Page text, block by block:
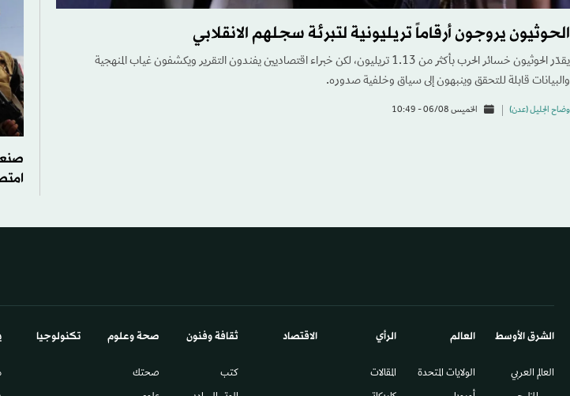
الحوثيون يروجون أرقاماً تريليونية لتبرئة سجلهم الانقلابي
يقدّر الحوثيون خسائر الحرب بأكثر من 1.13 تريليون، لكن خبراء اقتصاديين يفندون التقرير ويكشفون غياب المنهجية
والبيانات قابلة للتحقق وينبهون إلى سياق وخلفية صدوره.
وضاح الجليل (عدن) الخميس 06/08 - 10:49
الشرق الأوسط​
العالم العربي
العالم
الولايات المتحدة
الرأي
المقالات
الاقتصاد ثقافة وفنون
كتب
صحة وعلوم
صحتك
تكنولوجيا